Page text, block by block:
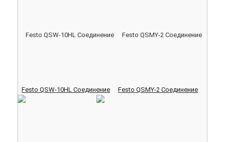
Festo QSW-10HL Соединение Festo QSMY-2 Соединение